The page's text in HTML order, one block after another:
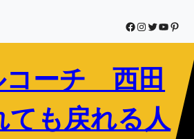
Facebook
Instagram
Twitter
YouTube
コーチ 西田
ても戻れる人